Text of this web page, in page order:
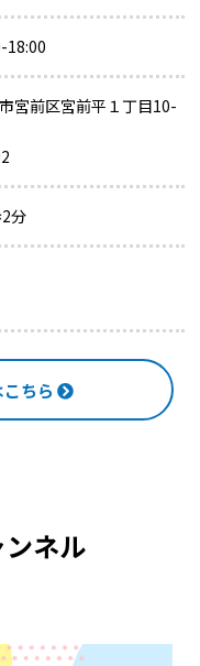
18:00
宮前区宮前平１丁目10-
分
ちら
ネル